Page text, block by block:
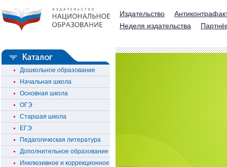
Издательство
Неделя издательства
Дошкольное образование
Начальная школа
Основная школа
ОГЭ
Старшая школа
ЕГЭ
Педагогическая литература
Дополнительное образование
Инклюзивное и коррекционное